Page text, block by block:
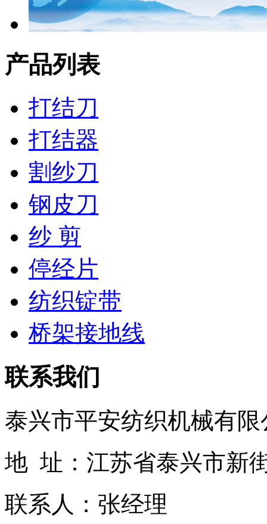
产品列表
打结刀
打结器
割纱刀
钢皮刀
纱 剪
停经片
纺织锭带
桥架接地线
联系我们
泰兴市平安纺织机械有限
地 址：江苏省泰兴市新
联系人：张经理